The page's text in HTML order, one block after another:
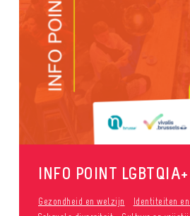
INFO POINT LGBTQIA+
Gezondheid en welzijn
Identiteiten